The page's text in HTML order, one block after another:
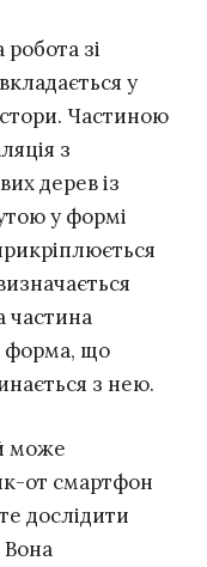
зі
у
Частиною
з
дерев із
у формі
частина
форма, що
з нею.
може
от смартфон
дослідити
Вона